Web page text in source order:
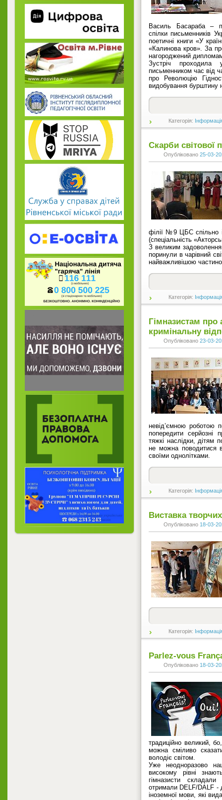
Василь Басараба –
спілки письменників
поетичні книги «У
«Калинова кров». За
нагороджений
Зустріч
письменником час від
про Революцію
видобування бурштину
Категорія:
Скарби світової
Опубліковано 25-03-
філії №9 ЦБС спільно
(спеціальність
З великим
поринули в чарівний
найважливішою
Категорія:
Гімназистам про
кримінальну
Опубліковано 23-03-
невід’ємною роботою
попередити серйозні
тяжкі наслідки, дітям
не можна поводитися
своїми однолітками.
Категорія:
Виставка
Опубліковано 18-03-
Категорія:
Рarlez-vous
Опубліковано 18-03-
традиційно великий,
можна сміливо
володіє світом.
Уже неодноразово
високому рівні
гімназисти
отримали DELF/DALF -
іноземної мови, які